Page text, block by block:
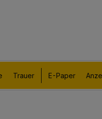
Trauer E-Paper